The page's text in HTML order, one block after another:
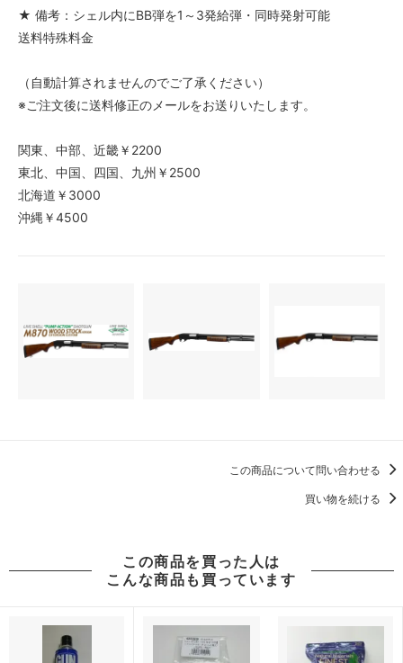
★ 備考：シェル内にBB弾を1～3発給弾・同時発射可能
送料特殊料金
（自動計算されませんのでご了承ください）
※ご注文後に送料修正のメールをお送りいたします。
関東、中部、近畿￥2200
東北、中国、四国、九州￥2500
北海道￥3000
沖縄￥4500
この商品について問い合わせる
買い物を続ける
この商品を買った人は
こんな商品も買っています